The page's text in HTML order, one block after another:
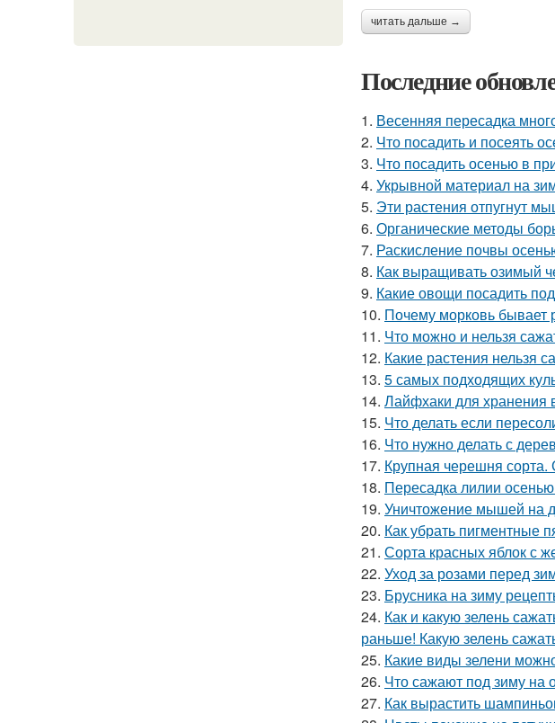
читать дальше →
Последние
1. Весенняя пересадка
2. Что посадить и посеять
3. Что посадить осенью в
4. Укрывной материал на
5. Эти растения отпугнут
6. Органические методы
7. Раскисление почвы
8. Как выращивать озимый
9. Какие овощи посадить
10. Почему морковь бывает
11. Что можно и нельзя
12. Какие растения нельзя
13. 5 самых подходящих
14. Лайфхаки для хранения
15. Что делать если
16. Что нужно делать с
17. Крупная черешня
18. Пересадка лилии
19. Уничтожение мышей на
20. Как убрать пигментные
21. Сорта красных яблок с
22. Уход за розами перед
23. Брусника на зиму
24. Как и какую зелень
раньше! Какую зелень
25. Какие виды зелени
26. Что сажают под зиму на
27. Как вырастить